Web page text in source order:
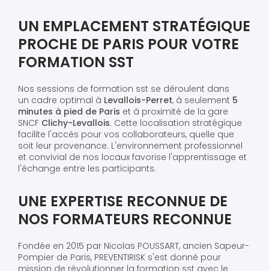
UN EMPLACEMENT STRATÉGIQUE
PROCHE DE PARIS POUR VOTRE
FORMATION SST
Nos sessions de formation sst se déroulent dans
un cadre optimal à Levallois-Perret, à seulement 5
minutes à pied de Paris et à proximité de la gare
SNCF Clichy-Levallois. Cette localisation stratégique
facilite l'accès pour vos collaborateurs, quelle que
soit leur provenance. L'environnement professionnel
et convivial de nos locaux favorise l'apprentissage et
l'échange entre les participants.
UNE EXPERTISE RECONNUE DE
NOS FORMATEURS RECONNUE
Fondée en 2015 par Nicolas POUSSART, ancien Sapeur-
Pompier de Paris, PREVENTIRISK s'est donné pour
mission de révolutionner la formation sst avec le